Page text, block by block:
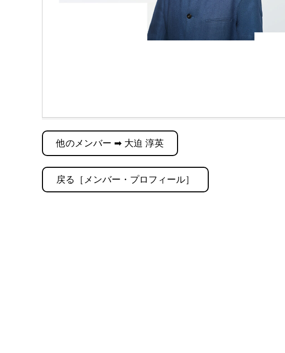
他のメンバー ➡ 大迫 淳英
戻る［メンバー・プロフィール］